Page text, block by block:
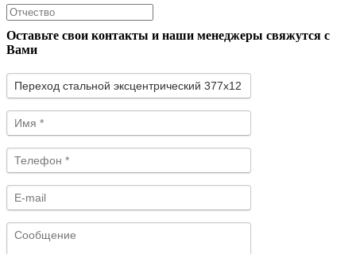
Оставьте свои контакты и наши менеджеры свяжутся с
Вами